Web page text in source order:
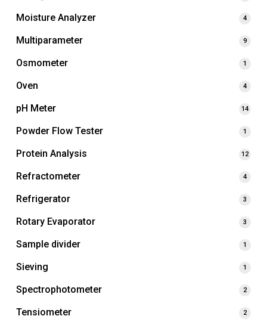
Moisture Analyzer 4
Multiparameter 9
Osmometer 1
Oven 4
pH Meter 14
Powder Flow Tester 1
Protein Analysis 12
Refractometer 4
Refrigerator 3
Rotary Evaporator 3
Sample divider 1
Sieving 1
Spectrophotometer 2
Tensiometer 2